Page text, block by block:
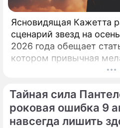
Ясновидящая Кажетта
сценарий звезд на
2026 года обещает
котором привычная
место активному
Тайная сила
роковая ошибка 9
навсегда лишить